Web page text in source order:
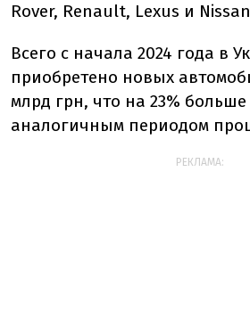
Rover, Renault, Lexus и
Всего с начала 2024 года в
приобретено новых
млрд грн, что на 23%
аналогичным периодом
РЕКЛАМА: